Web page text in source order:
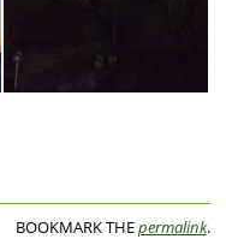
BOOKMARK THEpermalink.